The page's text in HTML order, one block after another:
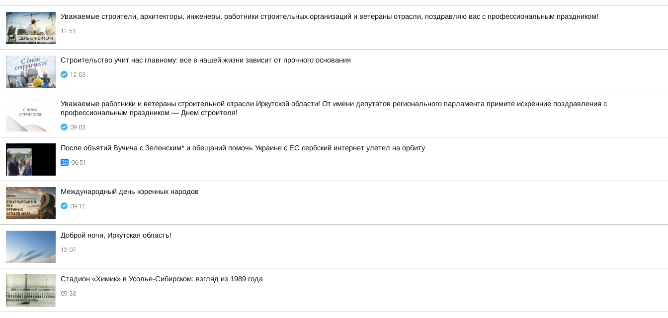
Уважаемые строители, архитекторы, инженеры, работники строительных организаций и ветераны отрасли, поздравляю вас с профессиональным праздником!
11:51
Строительство учит нас главному: все в нашей жизни зависит от прочного основания
12:03
Уважаемые работники и ветераны строительной отрасли Иркутской области! От имени депутатов регионального парламента примите искренние поздравления с
профессиональным праздником — Днем строителя!
09:03
После объятий Вучича с Зеленским* и обещаний помочь Украине с ЕС сербский интернет улетел на орбиту
06:51
Международный день коренных народов
09:12
Доброй ночи, Иркутская область!
12:07
Стадион «Химик» в Усолье-Сибирском: взгляд из 1989 года
09:33